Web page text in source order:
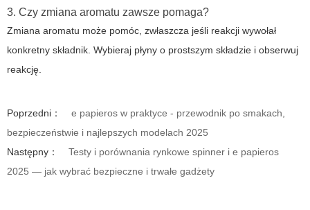
3. Czy zmiana aromatu zawsze pomaga?
Zmiana aromatu może pomóc, zwłaszcza jeśli reakcji wywołał
konkretny składnik. Wybieraj płyny o prostszym składzie i obserwuj
reakcję.
Poprzedni：
e papieros w praktyce - przewodnik po smakach,
bezpieczeństwie i najlepszych modelach 2025
Następny：
Testy i porównania rynkowe spinner i e papieros
2025 — jak wybrać bezpieczne i trwałe gadżety